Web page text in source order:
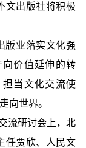
文出版社将积极
业落实文化强
价值延伸的转
当文化交流使
向世界。
流研讨会上，北
任贾欣、人民文